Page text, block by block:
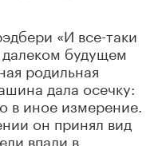
«И все-таки
будущем
родильная
дала осечку:
в иное измерение.
он принял вид
впали в